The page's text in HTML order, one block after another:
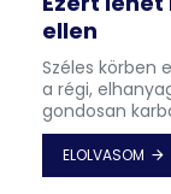
ellen
Széles körben
a régi,
gondosan
ELOLVASOM